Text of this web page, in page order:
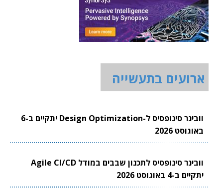
ארועים בתעשייה
וובינר סינופסיס ל-Design Optimization יתקיים ב-6
באוגוסט 2026
וובינר סינופסיס לתכנון שבבים במודל Agile CI/CD
יתקיים ב-4 באוגוסט 2026